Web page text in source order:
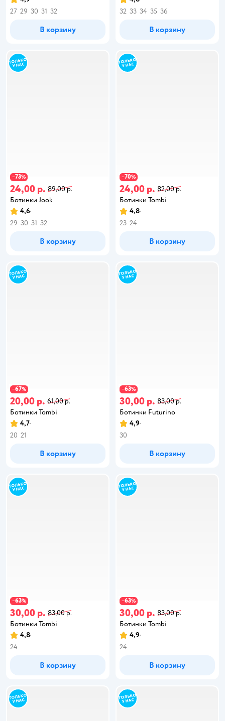
27 29 30 31 32
В корзину
32 33 34 35 36
В корзину
−73%
24,00 р. 89,00 р.
Ботинки Jook
4,6
29 30 31 32
В корзину
−70%
24,00 р. 82,00 р.
Ботинки Tombi
4,8
23 24
В корзину
−67%
20,00 р. 61,00 р.
Ботинки Tombi
4,7
20 21
В корзину
−63%
30,00 р. 83,00 р.
Ботинки Futurino
4,9
30
В корзину
−63%
30,00 р. 83,00 р.
Ботинки Tombi
4,8
24
В корзину
−63%
30,00 р. 83,00 р.
Ботинки Tombi
4,9
24
В корзину